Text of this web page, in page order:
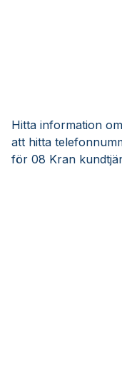
Hitta information
att hitta
för 08 Kran